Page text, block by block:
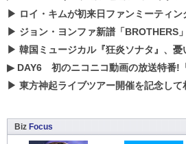
▶ ロイ・キムが初来日ファンミーティング開催！素
▶ ジョン・ヨンファ新譜「BROTHERS」にちなん
▶ 韓国ミュージカル『狂炎ソナタ』、憂いある​ビジュアル初公開!! 主役
▶ DAY6 初のニコニコ動画の放送特番!「DAY6 JAPAN 1st ALBUM「
▶ 東方神起ライブツアー開催を記念して札幌で
Biz Focus